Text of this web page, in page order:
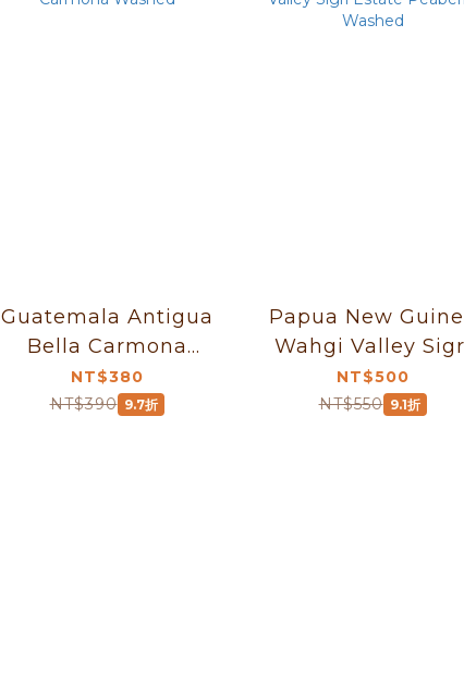
Guatemala Antigua
Bella Carmona
Washed
NT$380
NT$390 9.7折
Papua New
Wahgi Valley
Estate Peaberry
Washed
NT$500
NT$550 9.1折